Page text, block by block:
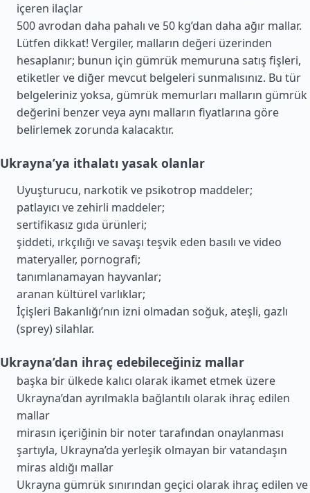
içeren ilaçlar
500 avrodan daha pahalı ve 50 kg’dan daha ağır mallar.
Lütfen dikkat! Vergiler, malların değeri üzerinden
hesaplanır; bunun için gümrük memuruna satış fişleri,
etiketler ve diğer mevcut belgeleri sunmalısınız. Bu tür
belgeleriniz yoksa, gümrük memurları malların gümrük
değerini benzer veya aynı malların fiyatlarına göre
belirlemek zorunda kalacaktır.
Ukrayna’ya ithalatı yasak olanlar
Uyuşturucu, narkotik ve psikotrop maddeler;
patlayıcı ve zehirli maddeler;
sertifikasız gıda ürünleri;
şiddeti, ırkçılığı ve savaşı teşvik eden basılı ve video
materyaller, pornografi;
tanımlanamayan hayvanlar;
aranan kültürel varlıklar;
İçişleri Bakanlığı’nın izni olmadan soğuk, ateşli, gazlı
(sprey) silahlar.
Ukrayna’dan ihraç edebileceğiniz mallar
başka bir ülkede kalıcı olarak ikamet etmek üzere
Ukrayna’dan ayrılmakla bağlantılı olarak ihraç edilen
mallar
mirasın içeriğinin bir noter tarafından onaylanması
şartıyla, Ukrayna’da yerleşik olmayan bir vatandaşın
miras aldığı mallar
Ukrayna gümrük sınırından geçici olarak ihraç edilen ve